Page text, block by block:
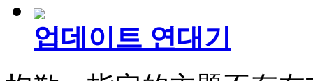
업데이트 연대기